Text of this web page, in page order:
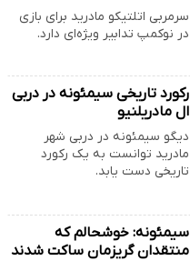
سرمربی اتلتیکو مادرید برای بازی
در نوکمپ تدابیر ویژه‌ای دارد.
رکورد تاریخی سیمئونه در دربی
ال مادریلنیو
دیگو سیمئونه در دربی شهر
مادرید توانست به یک رکورد
تاریخی دست یابد.
سیمئونه: خوشحالم که
منتقدان گریزمان ساکت شدند